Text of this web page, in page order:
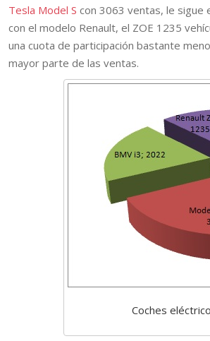
Tesla Model S con 3063 ventas, le sigue
con el modelo Renault, el ZOE 1235
una cuota de participación bastante
mayor parte de las ventas.
Coches